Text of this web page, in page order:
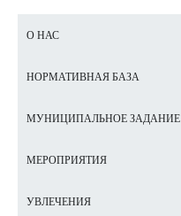
О НАС
НОРМАТИВНАЯ БАЗА
МУНИЦИПАЛЬНОЕ ЗАДАНИЕ
МЕРОПРИЯТИЯ
УВЛЕЧЕНИЯ